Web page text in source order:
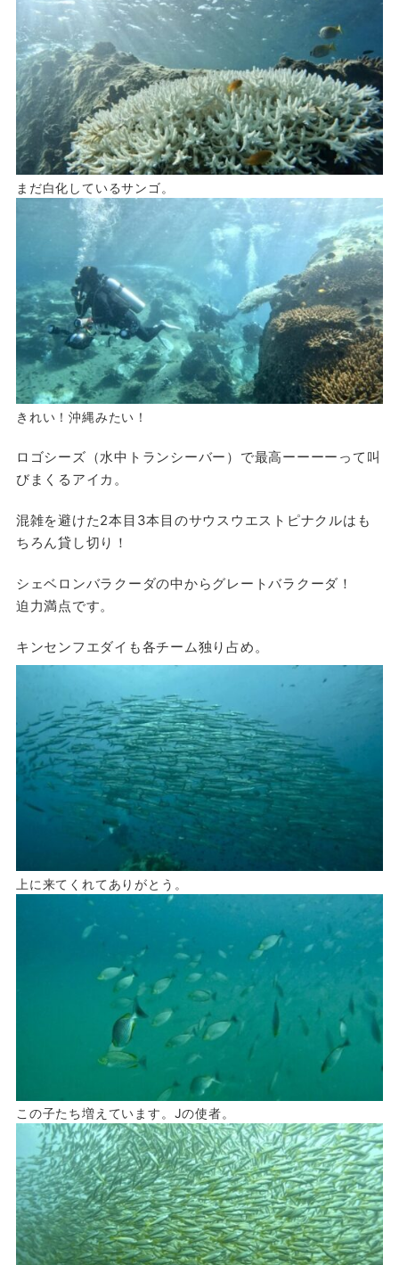
まだ白化しているサンゴ。
きれい！沖縄みたい！
ロゴシーズ（水中トランシーバー）で最高ーーーーって叫
びまくるアイカ。
混雑を避けた2本目3本目のサウスウエストピナクルはも
ちろん貸し切り！
シェベロンバラクーダの中からグレートバラクーダ！
迫力満点です。
キンセンフエダイも各チーム独り占め。
上に来てくれてありがとう。
この子たち増えています。Jの使者。